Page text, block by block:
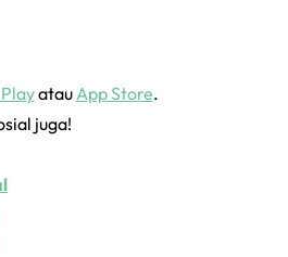
atauApp Store.
juga!